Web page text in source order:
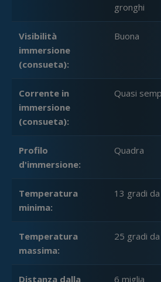
gronghi
Visibilità
immersione
(consueta):
Buona
Corrente in
immersione
(consueta):
Quasi
Profilo
d'immersione:
Quadra
Temperatura
minima:
13 gradi
Temperatura
massima:
25 gradi
Distanza dalla
6 miglia